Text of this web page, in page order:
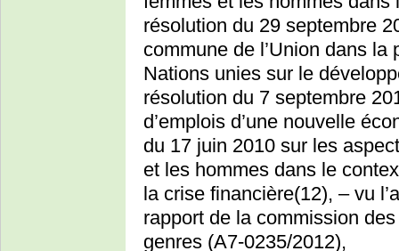
résolution du 29 septembre
commune de l’Union dans
Nations unies sur le
résolution du 7 septembre
d’emplois d’une nouvelle
du 17 juin 2010 sur les
et les hommes dans le
la crise financière(12), – vu
rapport de la commission
genres (A7-0235/2012),